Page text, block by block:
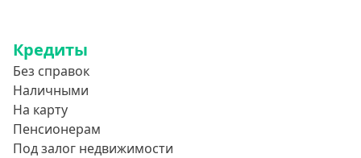
Кредиты
Без справок
Наличными
На карту
Пенсионерам
Под залог недвижимости